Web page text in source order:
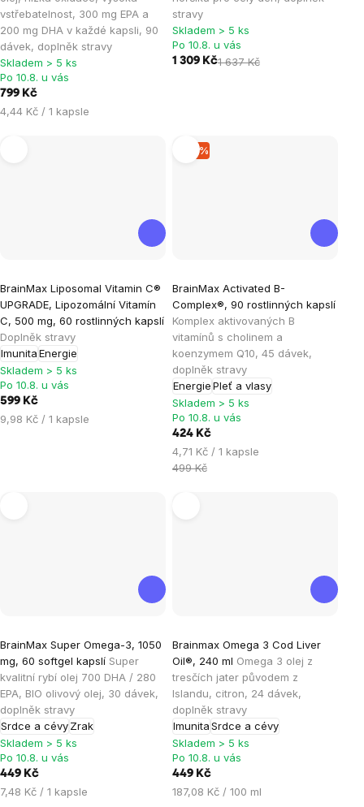
vstřebatelnost, 300 mg EPA a
200 mg DHA v každé kapsli, 90
dávek, doplněk stravy
je
4,9
z
5
hvězdiček.
Skladem > 5 ks
Po 10.8. u vás
799 Kč
Měrná
4,44 Kč / 1 kapsle
stravy
je
5,0
z
Skladem > 5 ks
Po 10.8. u vás
1 309 Kč1 637 Kč
BrainMax Liposomal Vitamin C®
UPGRADE, Lipozomální Vitamín
C, 500 mg, 60 rostlinných kapslí
Doplněk stravy
ImunitaEnergie
hodnocení
produktu
je
5,0
z
5
hvězdiček.
Skladem > 5 ks
Po 10.8. u vás
599 Kč
Měrná
9,98 Kč / 1 kapsle
–15 %
BrainMax Activated B-
Complex®, 90 rostlinných kapslí
Komplex aktivovaných B
vitamínů s cholinem a
koenzymem Q10, 45 dávek,
doplněk stravy
EnergiePleť a vlasy
hodnocení
produktu
je
5,0
z
5
hvězdiček.
Skladem > 5 ks
Po 10.8. u vás
424 Kč
Měrná
cena:
4,71 Kč / 1 kapsle
499 Kč
BrainMax Super Omega-3, 1050
mg, 60 softgel kapslí Super
kvalitní rybí olej 700 DHA / 280
EPA, BIO olivový olej, 30 dávek,
doplněk stravy
Srdce a cévyZrak
hodnocení
produktu
je
5,0
z
5
hvězdiček.
Skladem > 5 ks
Po 10.8. u vás
449 Kč
Měrná
7,48 Kč / 1 kapsle
Brainmax Omega 3 Cod Liver
Oil®, 240 ml Omega 3 olej z
tresčích jater původem z
Islandu, citron, 24 dávek,
doplněk stravy
ImunitaSrdce a cévy
hodnocení
produktu
je
5,0
z
5
hvězdiček.
Skladem > 5 ks
Po 10.8. u vás
449 Kč
Měrná
187,08 Kč / 100 ml